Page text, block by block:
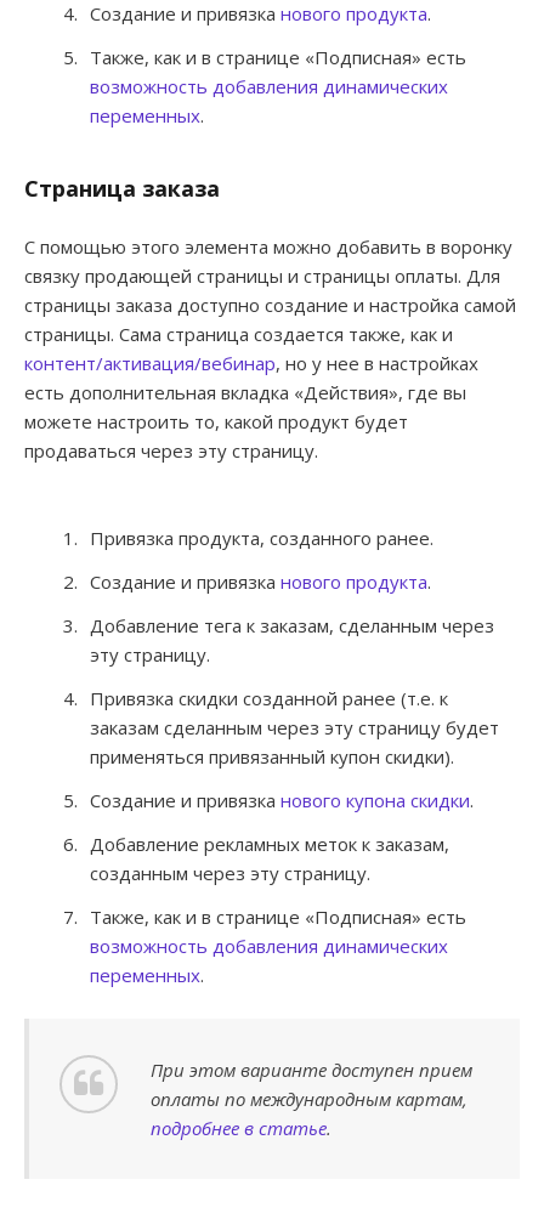
Создание и привязка нового продукта.
Также, как и в странице «Подписная» есть
возможность добавления динамических
переменных.
Страница заказа
С помощью этого элемента можно добавить в воронку
связку продающей страницы и страницы оплаты. Для
страницы заказа доступно создание и настройка самой
страницы. Сама страница создается также, как и
контент/активация/вебинар, но у нее в настройках
есть дополнительная вкладка «Действия», где вы
можете настроить то, какой продукт будет
продаваться через эту страницу.
Привязка продукта, созданного ранее.
Создание и привязка нового продукта.
Добавление тега к заказам, сделанным через
эту страницу.
Привязка скидки созданной ранее (т.е. к
заказам сделанным через эту страницу будет
применяться привязанный купон скидки).
Создание и привязка нового купона скидки.
Добавление рекламных меток к заказам,
созданным через эту страницу.
Также, как и в странице «Подписная» есть
возможность добавления динамических
переменных.
При этом варианте доступен прием
оплаты по международным картам,
подробнее в статье.